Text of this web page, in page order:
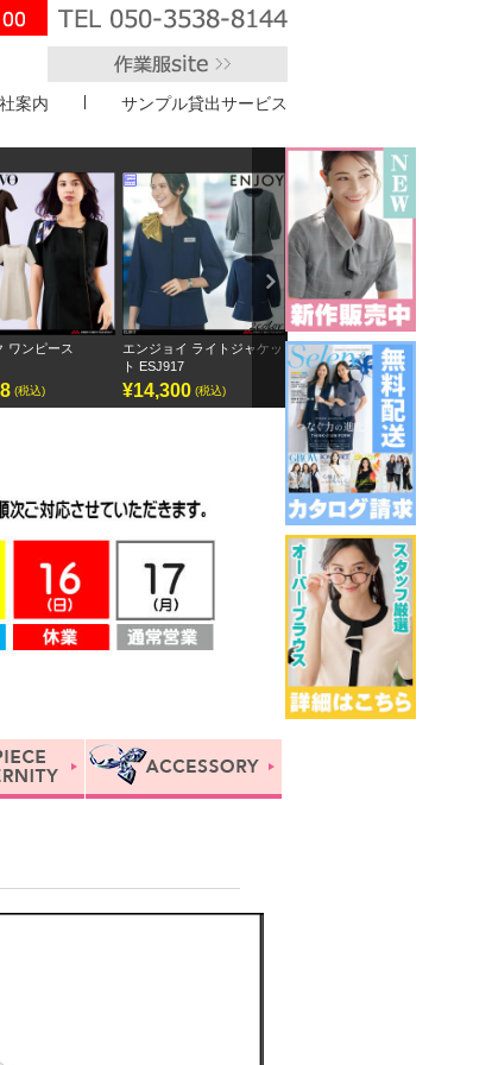
案内 サンプル貸出サービス
ワンピース
(税込)
エンジョイ ライトジャケッ
ト ESJ917
¥14,300 (税込)
ボンオフィス キュロット
AC3217
¥9,295 (税込)
Next